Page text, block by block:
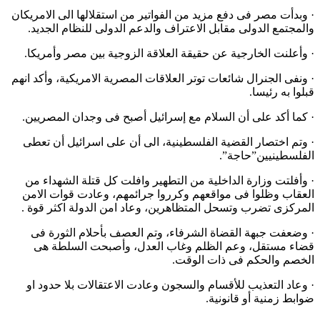
· وبدأت مصر فى دفع مزيد من الفواتير من استقلالها الى الامريكان
والمجتمع الدولى مقابل الاعتراف والدعم الدولى للنظام الجديد.
· وأعلنت الخارجية عن حقيقة العلاقة الزوجية بين مصر وأمريكا.
· ونفى الجنرال شائعات توتر العلاقات المصرية الامريكية، وأكد انهم
قبلوا به رئيسا.
· كما أكد على أن السلام مع إسرائيل أصبح فى وجدان المصريين.
· وتم اختصار القضية الفلسطينية، الى أن على اسرائيل أن تعطى
الفلسطينيين”حاجة”.
· وأفلتت وزارة الداخلية من التطهير وافلت كل قتلة الشهداء من
العقاب وظلوا فى مواقعهم وكرروا جرائمهم، وعادت قوات الامن
المركزى تضرب وتسحل المتظاهرين، وعاد امن الدولة اكثر قوة .
· وضعفت جبهة القضاة الشرفاء، وتم العصف بأحلام الثورة فى
قضاء مستقل، وعم الظلم وغاب العدل، وأصبحت السلطة هى
الخصم والحكم فى ذات الوقت.
· وعاد التعذيب للأقسام والسجون وعادت الاعتقالات بلا حدود او
ضوابط زمنية أو قانونية.